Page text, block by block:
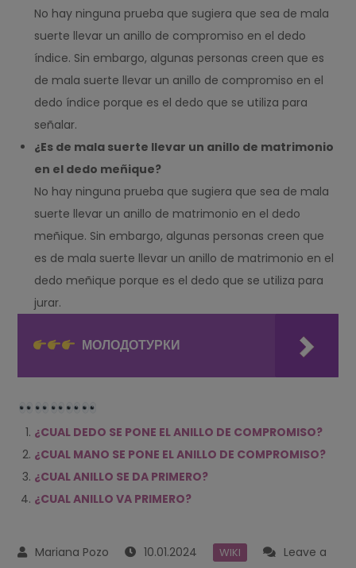
No hay ninguna prueba que sugiera que sea de mala
suerte llevar un anillo de compromiso en el dedo
índice. Sin embargo, algunas personas creen que es
de mala suerte llevar un anillo de compromiso en el
dedo índice porque es el dedo que se utiliza para
señalar.
¿Es de mala suerte llevar un anillo de matrimonio
en el dedo meñique?
No hay ninguna prueba que sugiera que sea de mala
suerte llevar un anillo de matrimonio en el dedo
meñique. Sin embargo, algunas personas creen que
es de mala suerte llevar un anillo de matrimonio en el
dedo meñique porque es el dedo que se utiliza para
jurar.
МОЛОДОТУРКИ
¿CUAL DEDO SE PONE EL ANILLO DE COMPROMISO?
¿CUAL MANO SE PONE EL ANILLO DE COMPROMISO?
¿CUAL ANILLO SE DA PRIMERO?
¿CUAL ANILLO VA PRIMERO?
10.01.2024 WIKI
Leave a